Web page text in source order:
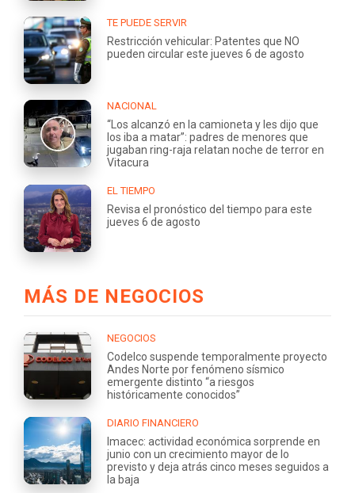
TE PUEDE SERVIR
Restricción vehicular: Patentes que NO
pueden circular este jueves 6 de agosto
NACIONAL
“Los alcanzó en la camioneta y les dijo que
los iba a matar”: padres de menores que
jugaban ring-raja relatan noche de terror en
Vitacura
EL TIEMPO
Revisa el pronóstico del tiempo para este
jueves 6 de agosto
MÁS DE NEGOCIOS
NEGOCIOS
Codelco suspende temporalmente proyecto
Andes Norte por fenómeno sísmico
emergente distinto “a riesgos
históricamente conocidos”
DIARIO FINANCIERO
Imacec: actividad económica sorprende en
junio con un crecimiento mayor de lo
previsto y deja atrás cinco meses seguidos a
la baja